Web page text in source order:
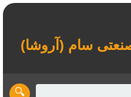
سام (آروشا)
🔍